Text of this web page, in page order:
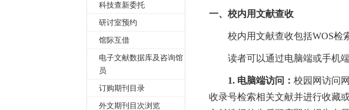
科技查新委托
研讨室预约
馆际互借
电子文献数据库及咨询馆
员
订购期刊目录
外文期刊目次浏览
一、校内用文献查收
校内用文献查收包括WOS检
读者可以通过电脑端或手机
1. 电脑端访问： 校园网访问
收录号检索相关文献并进行收藏